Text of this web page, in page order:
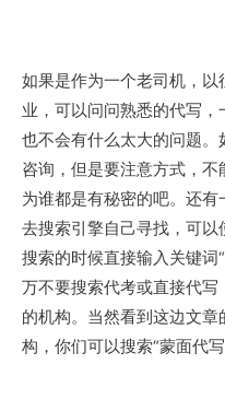
如果是作为一个老司机，
业，可以问问熟悉的代写
也不会有什么太大的问题
咨询，但是要注意方式，
为谁都是有秘密的吧。还有
去搜索引擎自己寻找，可以
搜索的时候直接输入关键词
万不要搜索代考或直接代
的机构。当然看到这边文
构，你们可以搜索“蒙面代写